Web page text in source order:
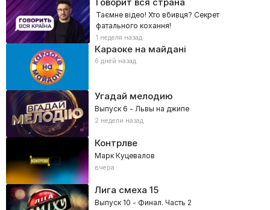
Таємне відео! Хто вбивця? Секрет
фатального кохання!
1 неделя назад
Караоке на майдані
6 дней назад
Угадай мелодию
Выпуск 6 - Львы на джипе
2 недели назад
Контрлве
Марк Куцевалов
вчера
Лига смеха 15
Выпуск 10 - Финал. Часть 2